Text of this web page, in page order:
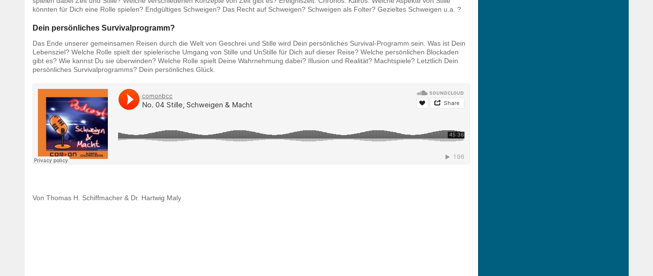
könnten für Dich eine Rolle spielen? Endgültiges Schweigen? Das Recht auf Schweigen? Schweigen als Folter? Gezieltes Schweigen u.a. ?
Dein persönliches Survivalprogramm?
Das Ende unserer gemeinsamen Reisen durch die Welt von Geschrei und Stille wird Dein persönliches Survival-Programm sein. Was ist Dein
Lebensziel? Welche Rolle spielt der spielerische Umgang von Stille und UnStille für Dich auf dieser Reise? Welche persönlichen Blockaden
gibt es? Wie kannst Du sie überwinden? Welche Rolle spielt Deine Wahrnehmung dabei? Illusion und Realität? Machtspiele? Letztlich Dein
persönliches Survivalprogramms? Dein persönliches Glück.
Von Thomas H. Schiffmacher & Dr. Hartwig Maly